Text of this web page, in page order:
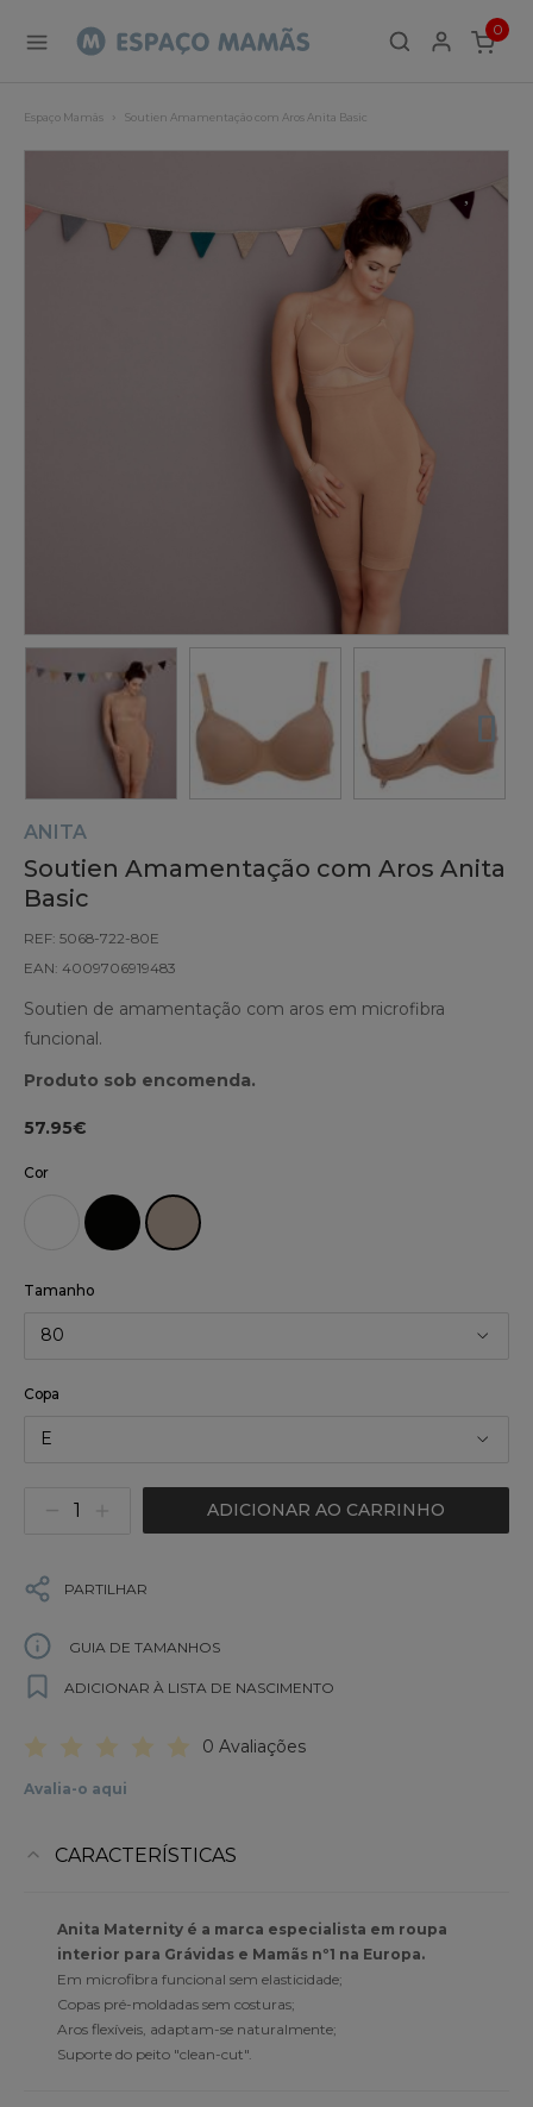
0
ITEMS
Espaço Mamãs Soutien Amamentação com Aros Anita Basic
ANITA
Soutien Amamentação com Aros Anita
Basic
REF: 5068-722-80E
EAN: 4009706919483
Soutien de amamentação com aros em microfibra
funcional.
Produto sob encomenda.
57.95€
Cor
Tamanho
80
Copa
E
ADICIONAR AO CARRINHO
PARTILHAR
GUIA DE TAMANHOS
ADICIONAR À LISTA DE NASCIMENTO
0 Avaliações
Avalia-o aqui
CARACTERÍSTICAS
Anita Maternity é a marca especialista em roupa
interior para Grávidas e Mamãs nº1 na Europa.
Em microfibra funcional sem elasticidade;
Copas pré-moldadas sem costuras;
Aros flexíveis, adaptam-se naturalmente;
Suporte do peito "clean-cut".